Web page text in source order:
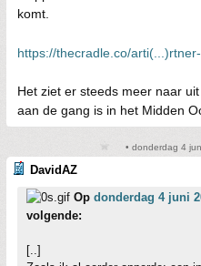
komt.
https://thecradle.co/
Het ziet er steeds meer naar
aan de gang is in het Midden
• donderdag 4
DavidAZ
Op donderdag 4 juni
volgende:
[..]